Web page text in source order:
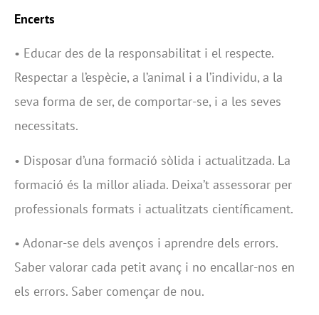
Encerts
• Educar des de la responsabilitat i el respecte.
Respectar a l’espècie, a l’animal i a l’individu, a la
seva forma de ser, de comportar-se, i a les seves
necessitats.
• Disposar d’una formació sòlida i actualitzada. La
formació és la millor aliada. Deixa’t assessorar per
professionals formats i actualitzats científicament.
• Adonar-se dels avenços i aprendre dels errors.
Saber valorar cada petit avanç i no encallar-nos en
els errors. Saber començar de nou.